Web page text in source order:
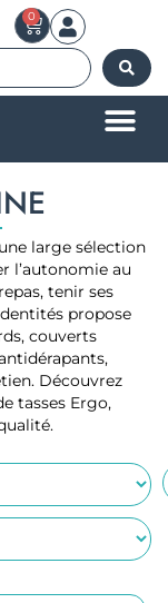
0
large sélection
l’autonomie au
tenir ses
propose
couverts
Découvrez
tasses Ergo,